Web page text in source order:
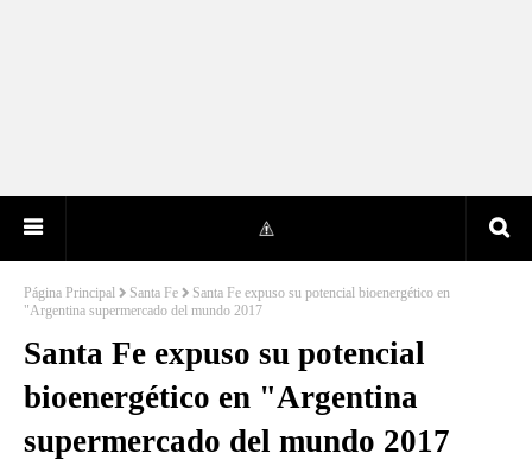
Página Principal Santa Fe
Santa Fe expuso su potencial bioenergético en
"Argentina supermercado del mundo 2017
Santa Fe expuso su potencial
bioenergético en "Argentina
supermercado del mundo 2017